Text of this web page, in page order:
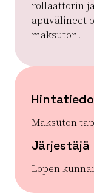
rollaattorin
apuvälineet
maksuton.
Maksuton
Järjestäjä
Lopen